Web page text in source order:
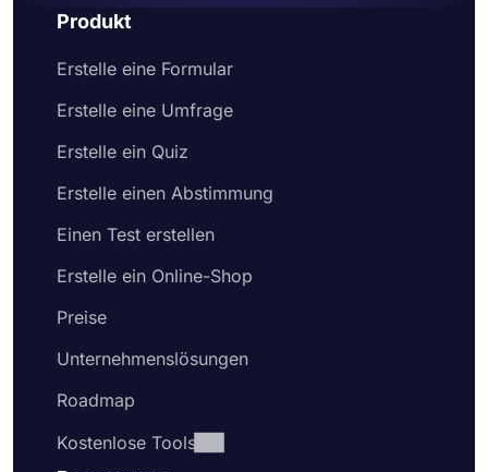
Produkt
Erstelle eine Formular
Erstelle eine Umfrage
Erstelle ein Quiz
Erstelle einen Abstimmung
Einen Test erstellen
Erstelle ein Online-Shop
Preise
Unternehmenslösungen
Roadmap
Kostenlose Tools